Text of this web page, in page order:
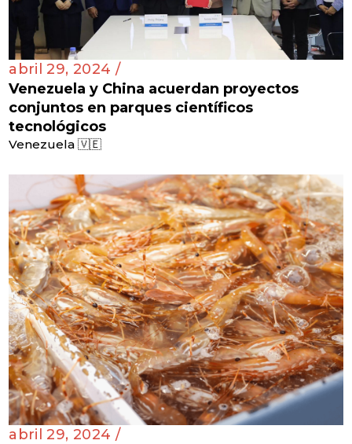
abril 29, 2024 /
Venezuela y China acuerdan proyectos
conjuntos en parques científicos
tecnológicos
Venezuela 🇻🇪
abril 29, 2024 /